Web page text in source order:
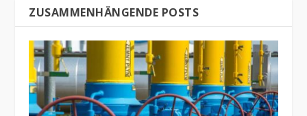
ZUSAMMENHÄNGENDE POSTS